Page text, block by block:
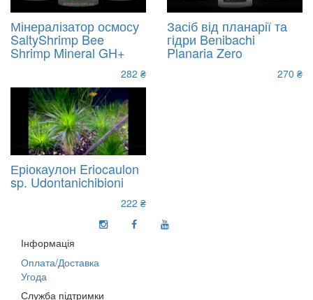
Мінералізатор осмосу
SaltyShrimp Bee
Shrimp Mineral GH+
282 ₴
Засіб від планарії та
гідри Benibachi
Planaria Zero
270 ₴
Еріокаулон Eriocaulon
sp. Udontanichibioni
222 ₴
Інформація
Оплата/Доставка
Угода
Служба підтримки